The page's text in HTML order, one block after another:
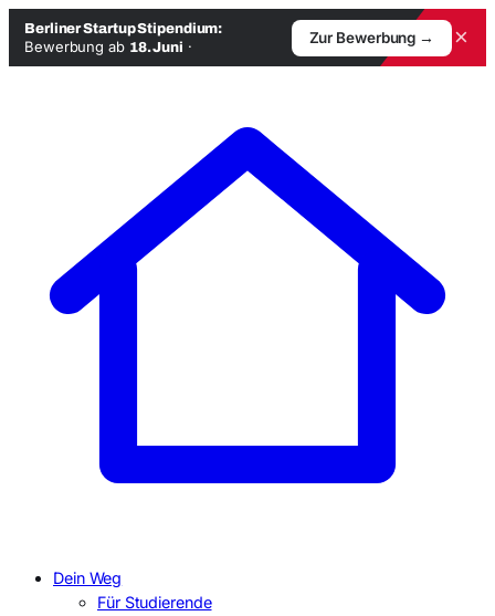
Berliner Startup Stipendium:
Bewerbung ab 18. Juni ·
Zur Bewerbung → ×
Dein Weg
Für Studierende